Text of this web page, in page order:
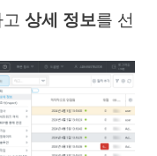
상세 정보를 선